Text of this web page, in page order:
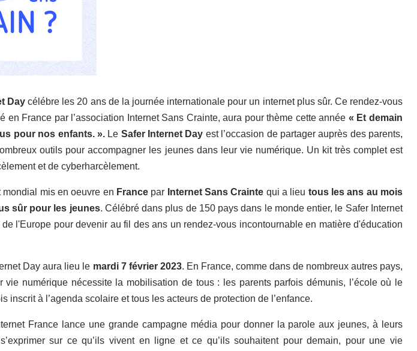
Day célébre les 20 ans de la journée internationale pour un internet plus sûr. Ce rendez-vous
France par l’association Internet Sans Crainte, aura pour thème cette année « Et demain
pour nos enfants. ».Le Safer Internet Day est l’occasion de partager auprès des parents,
outils pour accompagner les jeunes dans leur vie numérique. Un kit très complet est
et de cyberharcèlement.
mondial mis en oeuvre en France par Internet Sans Crainte qui a lieu tous les ans au mois
sûr pour les jeunes. Célébré dans plus de 150 pays dans le monde entier, le Safer Internet
l'Europe pour devenir au fil des ans un rendez-vous incontournable en matière d'éducation
Day aura lieu le mardi 7 février 2023. En France, comme dans de nombreux autres pays,
vie numérique nécessite la mobilisation de tous : les parents parfois démunis, l’école où le
inscrit à l’agenda scolaire et tous les acteurs de protection de l’enfance.
France lance une grande campagne média pour donner la parole aux jeunes, à leurs
sur ce qu’ils vivent en ligne et ce qu’ils souhaitent pour demain, pour une vie